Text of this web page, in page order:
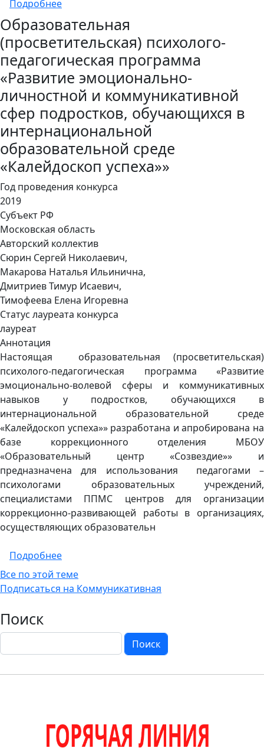
Подробнеео Дополнительная
Образовательная
(просветительская) психолого-
педагогическая программа
«Развитие эмоционально-
личностной и коммуникативной
сфер подростков, обучающихся в
интернациональной
образовательной среде
«Калейдоскоп успеха»»
Год проведения конкурса
2019
Субъект РФ
Московская область
Авторский коллектив
Сюрин Сергей Николаевич,
Макарова Наталья Ильинична,
Дмитриев Тимур Исаевич,
Тимофеева Елена Игоревна
Статус лауреата конкурса
лауреат
Аннотация
Настоящая образовательная (просветительская)
психолого-педагогическая программа «Развитие
эмоционально-волевой сферы и коммуникативных
навыков у подростков, обучающихся в
интернациональной образовательной среде
«Калейдоскоп успеха»» разработана и апробирована на
базе коррекционного отделения МБОУ
«Образовательный центр «Созвездие»» и
предназначена для использования педагогами –
психологами образовательных учреждений,
специалистами ППМС центров для организации
коррекционно-развивающей работы в организациях,
осуществляющих образовательн
Подробнеео Образовательная (просветительская)
Все по этой теме
Подписаться на Коммуникативная
Поиск
Поиск